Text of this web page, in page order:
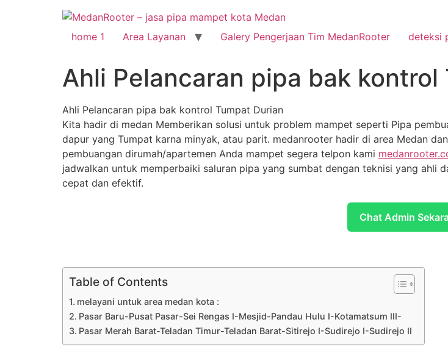
home 1 Area Layanan Galery Pengerjaan Tim MedanRooter deteksi
Ahli Pelancaran pipa bak kontrol
Ahli Pelancaran pipa bak kontrol Tumpat Durian
Kita hadir di medan Memberikan solusi untuk problem mampet seperti Pipa
dapur yang Tumpat karna minyak, atau parit. medanrooter hadir di area Medan
pembuangan dirumah/apartemen Anda mampet segera telpon kami
jadwalkan untuk memperbaiki saluran pipa yang sumbat dengan teknisi yang ahli
cepat dan efektif.
Chat Admin
Table of Contents
melayani untuk area medan kota :
Pasar Baru-Pusat Pasar-Sei Rengas I-Mesjid-Pandau Hulu I-Kotamatsum III-
Pasar Merah Barat-Teladan Timur-Teladan Barat-Sitirejo I-Sudirejo I-Sudirejo II